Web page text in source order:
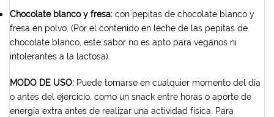
Chocolate blanco y fresa: con pepitas de chocolate blanco y
fresa en polvo. (Por el contenido en leche de las pepitas de
chocolate blanco, este sabor no es apto para veganos ni
intolerantes a la lactosa).
MODO DE USO: Puede tomarse en cualquier momento del día
o antes del ejercicio, como un snack entre horas o aporte de
energía extra antes de realizar una actividad física. Para